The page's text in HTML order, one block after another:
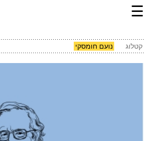
☰
קטלוג נועם חומסקי